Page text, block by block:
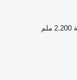
2.200 ملم